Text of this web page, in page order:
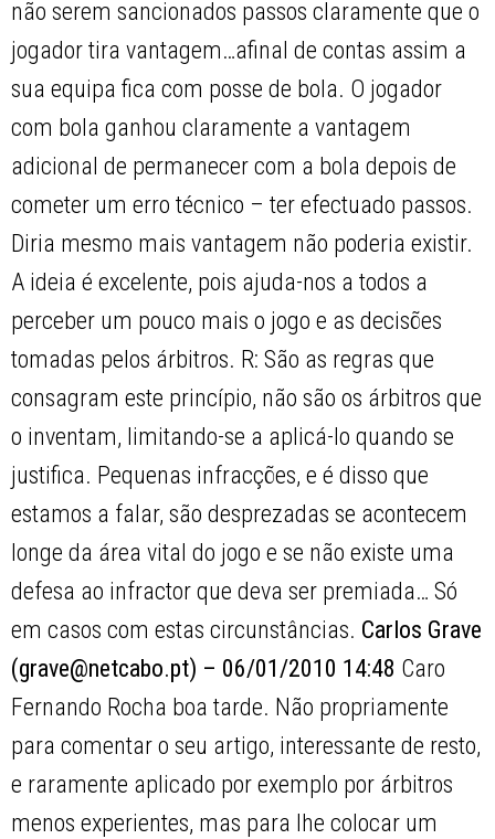
não serem sancionados passos claramente que o
jogador tira vantagem…afinal de contas assim a
sua equipa fica com posse de bola. O jogador
com bola ganhou claramente a vantagem
adicional de permanecer com a bola depois de
cometer um erro técnico – ter efectuado passos.
Diria mesmo mais vantagem não poderia existir.
A ideia é excelente, pois ajuda-nos a todos a
perceber um pouco mais o jogo e as decisões
tomadas pelos árbitros. R: São as regras que
consagram este princípio, não são os árbitros que
o inventam, limitando-se a aplicá-lo quando se
justifica. Pequenas infracções, e é disso que
estamos a falar, são desprezadas se acontecem
longe da área vital do jogo e se não existe uma
defesa ao infractor que deva ser premiada… Só
em casos com estas circunstâncias. Carlos Grave
(grave@netcabo.pt) – 06/01/2010 14:48 Caro
Fernando Rocha boa tarde. Não propriamente
para comentar o seu artigo, interessante de resto,
e raramente aplicado por exemplo por árbitros
menos experientes, mas para lhe colocar um